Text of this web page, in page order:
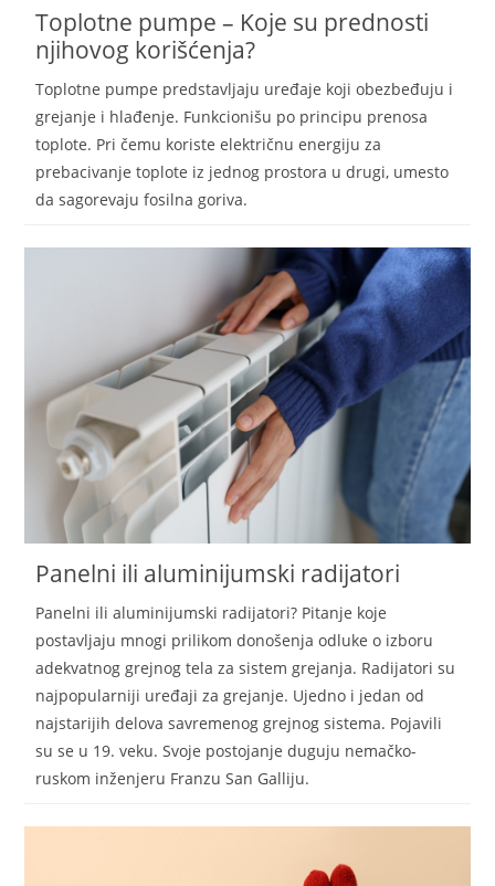
Toplotne pumpe – Koje su prednosti
njihovog korišćenja?
Toplotne pumpe predstavljaju uređaje koji obezbeđuju i
grejanje i hlađenje. Funkcionišu po principu prenosa
toplote. Pri čemu koriste električnu energiju za
prebacivanje toplote iz jednog prostora u drugi, umesto
da sagorevaju fosilna goriva.
Panelni ili aluminijumski radijatori
Panelni ili aluminijumski radijatori? Pitanje koje
postavljaju mnogi prilikom donošenja odluke o izboru
adekvatnog grejnog tela za sistem grejanja. Radijatori su
najpopularniji uređaji za grejanje. Ujedno i jedan od
najstarijih delova savremenog grejnog sistema. Pojavili
su se u 19. veku. Svoje postojanje duguju nemačko-
ruskom inženjeru Franzu San Galliju.